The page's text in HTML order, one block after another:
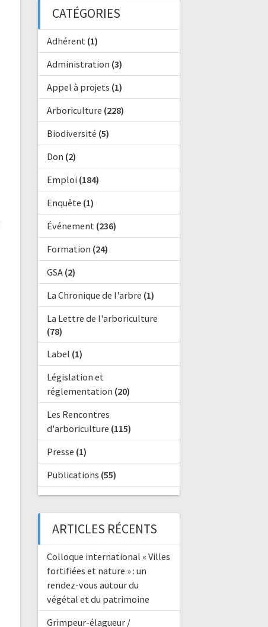
CATÉGORIES
Adhérent(1)
Administration (3)
Appel à projets (1)
Arboriculture (228)
Biodiversité (5)
Don (2)
Emploi (184)
Enquête (1)
Événement(236)
Formation (24)
GSA(2)
La Chronique de l'arbre (1)
La Lettre de l'arboriculture
(78)
Label (1)
Législation et
réglementation (20)
Les Rencontres
d'arboriculture (115)
Presse (1)
Publications (55)
ARTICLES RÉCENTS
Colloque international « Villes
fortifiées et nature » : un
rendez-vous autour du
végétal et du patrimoine
Grimpeur-élagueur /